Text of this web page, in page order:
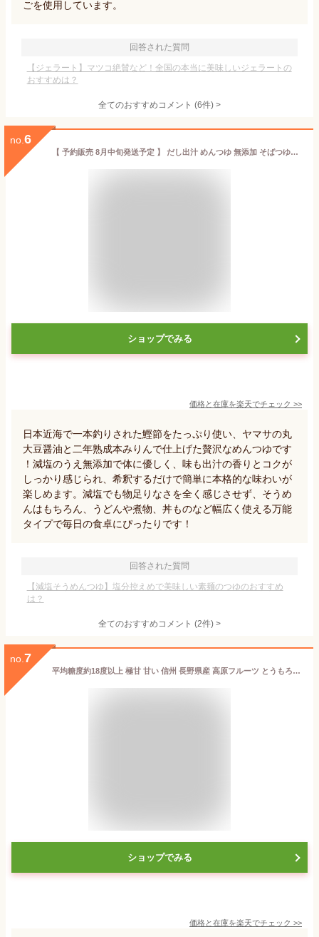
ごを使用しています。
回答された質問
【ジェラート】マツコ絶賛など！全国の本当に美味しいジェラートの
おすすめは？
全てのおすすめコメント (6件) >
no. 6
【 予約販売 8月中旬発送予定 】 だし出汁 めんつゆ 無添加 そばつゆ【千代の一番一本釣り鰹黒つゆ1000mlx2本】送料無料「だし 無添加 減塩 麺 蕎麦つゆ ギフト 料理 液体だしつゆ つゆの素 だしの素 煮物 国産 和風 だし昆布 だしつゆ 鰹節 かつおぶし ねこぶだし 」
ショップでみる
価格と在庫を楽天でチェック >>
日本近海で一本釣りされた鰹節をたっぷり使い、ヤマサの丸
大豆醤油と二年熟成本みりんで仕上げた贅沢なめんつゆです
！減塩のうえ無添加で体に優しく、味も出汁の香りとコクが
しっかり感じられ、希釈するだけで簡単に本格的な味わいが
楽しめます。減塩でも物足りなさを全く感じさせず、そうめ
んはもちろん、うどんや煮物、丼ものなど幅広く使える万能
タイプで毎日の食卓にぴったりです！
回答された質問
【減塩そうめんつゆ】塩分控えめで美味しい素麺のつゆのおすすめ
は？
全てのおすすめコメント (2件) >
no. 7
平均糖度約18度以上 極甘 甘い 信州 長野県産 高原フルーツ とうもろこし 3kg以上（8本）大物 トウモロコシ ゴールドラッシュ 朝採れ 本州のみ送料無料
ショップでみる
価格と在庫を楽天でチェック >>